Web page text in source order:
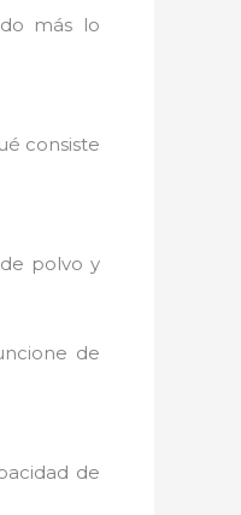
más lo
consiste
polvo y
de
de